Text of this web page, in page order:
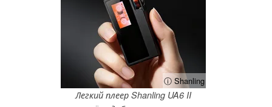
ⓘ Shanling
Легкий плеер Shanling UA6 II